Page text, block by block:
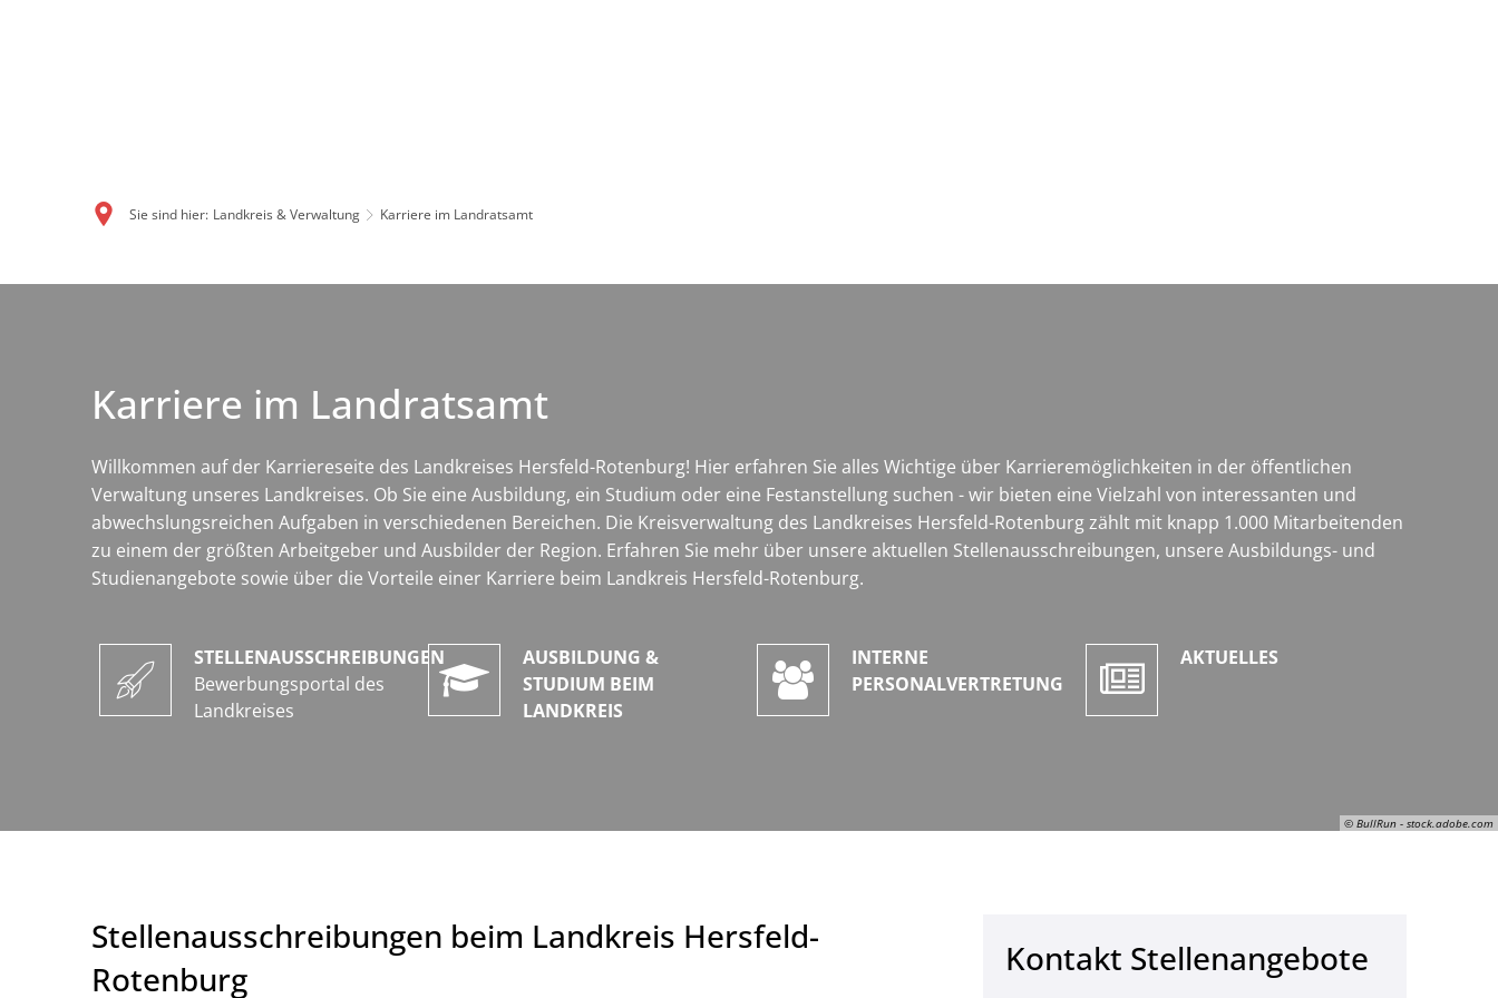
Sie sind hier: Landkreis & Verwaltung Karriere im Landratsamt
Landratsamt
© BullRun - stock.adobe.com
Karriere im Landratsamt
Willkommen auf der Karriereseite des Landkreises Hersfeld-Rotenburg! Hier erfahren Sie alles Wichtige über Karrieremöglichkeiten in der öffentlichen
Verwaltung unseres Landkreises. Ob Sie eine Ausbildung, ein Studium oder eine Festanstellung suchen - wir bieten eine Vielzahl von interessanten und
abwechslungsreichen Aufgaben in verschiedenen Bereichen. Die Kreisverwaltung des Landkreises Hersfeld-Rotenburg zählt mit knapp 1.000 Mitarbeitenden
zu einem der größten Arbeitgeber und Ausbilder der Region. Erfahren Sie mehr über unsere aktuellen Stellenausschreibungen, unsere Ausbildungs- und
Studienangebote sowie über die Vorteile einer Karriere beim Landkreis Hersfeld-Rotenburg.
STELLENAUSSCHREIBUNGEN
Bewerbungsportal des
Landkreises
AUSBILDUNG &
STUDIUM BEIM
LANDKREIS
INTERNE
PERSONALVERTRETUNG
AKTUELLES
Stellenausschreibungen beim Landkreis Hersfeld-
Rotenburg
Kontakt Stellenangebote